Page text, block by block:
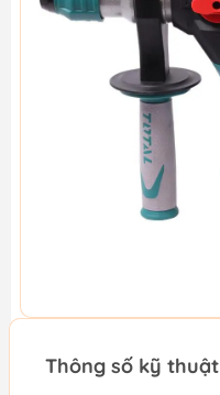
Thông số kỹ thuật